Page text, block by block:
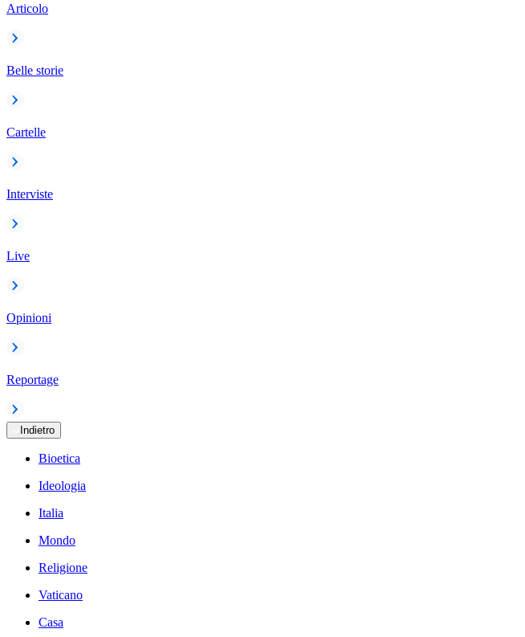
Articolo
Belle storie
Cartelle
Interviste
Live
Opinioni
Reportage
Indietro
Bioetica
Ideologia
Italia
Mondo
Religione
Vaticano
Casa